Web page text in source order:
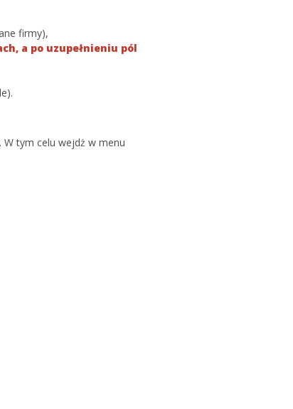
firmy),
a po uzupełnieniu pól
W tym celu wejdż w menu